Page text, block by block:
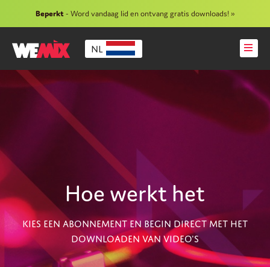
Beperkt- Word vandaag lid en ontvang gratis downloads! »
NL
Hoe werkt het
KIES EEN ABONNEMENT EN BEGIN DIRECT MET HET
DOWNLOADEN VAN VIDEO'S